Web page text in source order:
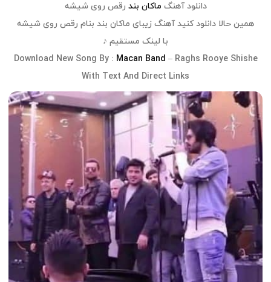
دانلود آهنگ ماکان بند رقص روى شیشه
همین حالا دانلود کنید آهنگ زیبای ماکان بند بنام رقص روى شیشه
با لینک مستقیم ♪
Download New Song By : Macan Band – Raghs Rooye Shishe
With Text And Direct Links